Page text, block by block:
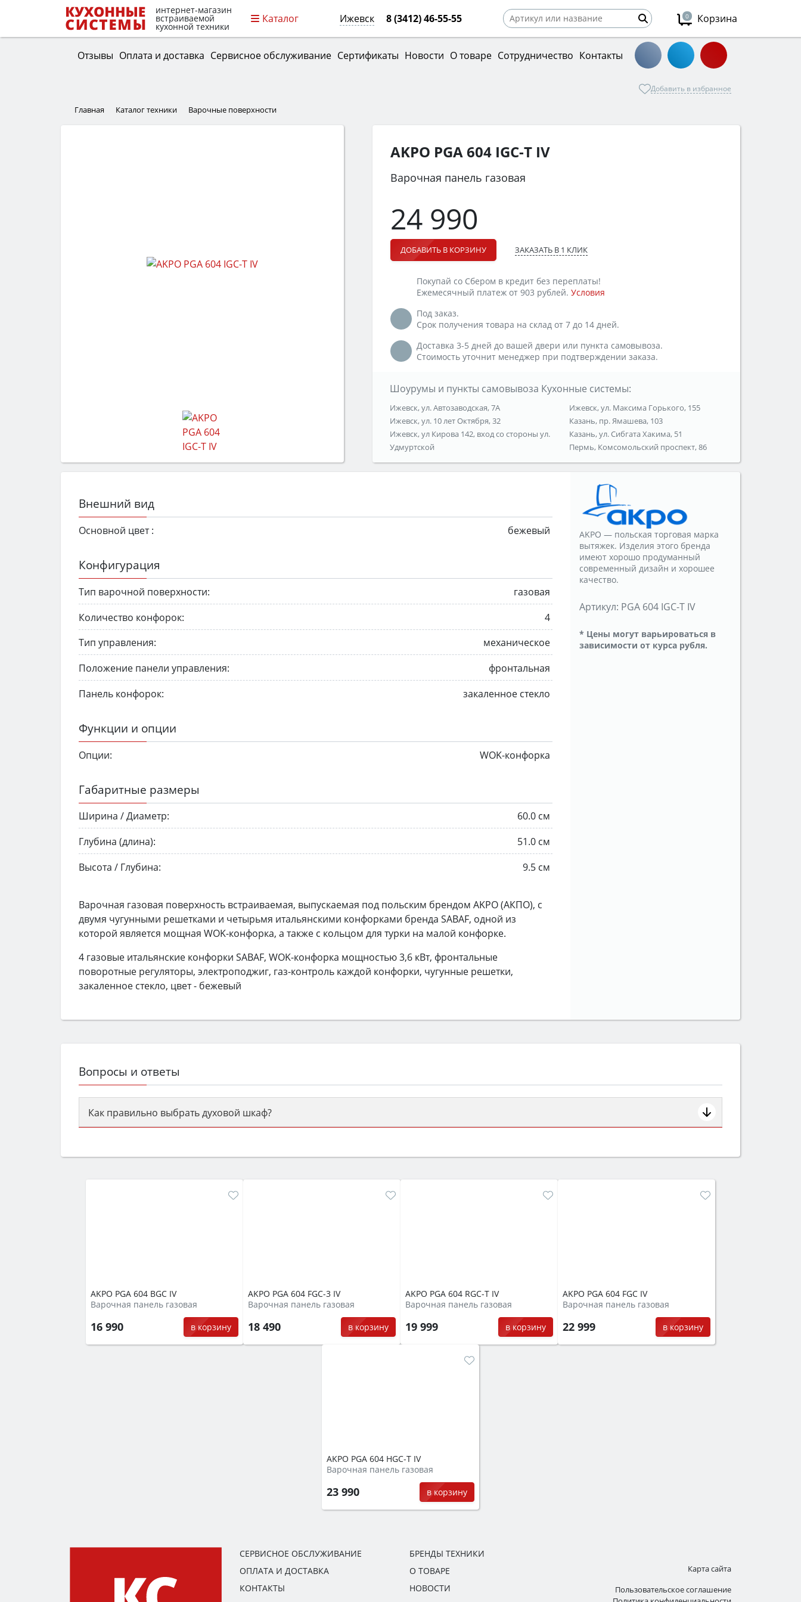
интернет-магазин
встраиваемой
кухонной техники
Каталог Ижевск 8 (3412) 46-55-55 0 Корзина
Отзывы Оплата и доставка Сервисное обслуживание Сертификаты Новости О товаре Сотрудничество Контакты
Добавить в избранное
Главная Каталог техники Варочные поверхности
AKPO PGA 604 IGC-T IV
Варочная панель газовая
24 990
ДОБАВИТЬ В КОРЗИНУ ЗАКАЗАТЬ В 1 КЛИК
Покупай со Сбером в кредит без переплаты!
Ежемесячный платеж от 903 рублей. Условия
Под заказ.
Срок получения товара на склад от 7 до 14 дней.
Доставка 3-5 дней до вашей двери или пункта самовывоза.
Стоимость уточнит менеджер при подтверждении заказа.
Шоурумы и пункты самовывоза Кухонные системы:
Ижевск, ул. Автозаводская, 7А
Ижевск, ул. 10 лет Октября, 32
Ижевск, ул Кирова 142, вход со стороны ул.
Удмуртской
Ижевск, ул. Максима Горького, 155
Казань, пр. Ямашева, 103
Казань, ул. Сибгата Хакима, 51
Пермь, Комсомольский проспект, 86
Внешний вид
Основной цвет : бежевый
Конфигурация
Тип варочной поверхности:
газовая
Количество конфорок:
4
Тип управления:
механическое
Положение панели управления:
фронтальная
Панель конфорок:
закаленное стекло
Функции и опции
Опции: WOK-конфорка
Габаритные размеры
Ширина / Диаметр:
60.0 см
Глубина (длина):
51.0 см
Высота / Глубина:
9.5 см
Варочная газовая поверхность встраиваемая, выпускаемая под польским брендом AKPO (АКПО), с
двумя чугунными решетками и четырьмя итальянскими конфорками бренда SABAF, одной из
которой является мощная WOK-конфорка, а также с кольцом для турки на малой конфорке.
4 газовые итальянские конфорки SABAF, WOK-конфорка мощностью 3,6 кВт, фронтальные
поворотные регуляторы, электроподжиг, газ-контроль каждой конфорки, чугунные решетки,
закаленное стекло, цвет - бежевый
AKPO — польская торговая марка
вытяжек. Изделия этого бренда
имеют хорошо продуманный
современный дизайн и хорошее
качество.
Артикул: PGA 604 IGC-T IV
* Цены могут варьироваться в
зависимости от курса рубля.
Вопросы и ответы
Как правильно выбрать духовой шкаф?
семьи, класс энергопотребления не ниже A и нужные функции (конвекция, гриль, самоочистка, защита от детей).
AKPO PGA 604 BGC IV
Варочная панель газовая
16 990 в корзину
AKPO PGA 604 FGC-3 IV
Варочная панель газовая
18 490 в корзину
AKPO PGA 604 RGC-T IV
Варочная панель газовая
19 999 в корзину
AKPO PGA 604 FGC IV
Варочная панель газовая
22 999 в корзину
AKPO PGA 604 HGC-T IV
Варочная панель газовая
23 990 в корзину
СЕРВИСНОЕ ОБСЛУЖИВАНИЕ
ОПЛАТА И ДОСТАВКА
КОНТАКТЫ
БРЕНДЫ ТЕХНИКИ
О ТОВАРЕ
НОВОСТИ
Карта сайта
Пользовательское соглашение